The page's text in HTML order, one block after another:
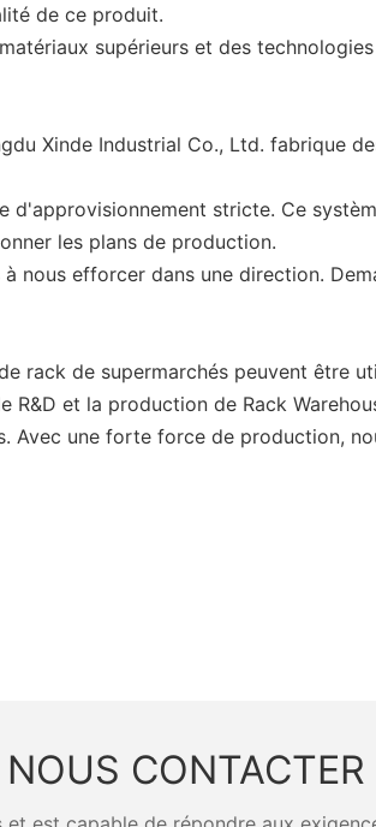
de ce produit.
supérieurs et des technologies
Xinde Industrial Co., Ltd. fabrique
d'approvisionnement stricte. Ce
les plans de production.
nous efforcer dans une direction.
rack de supermarchés peuvent être
et la production de Rack
Avec une forte force de production,
NOUS CONTACTER